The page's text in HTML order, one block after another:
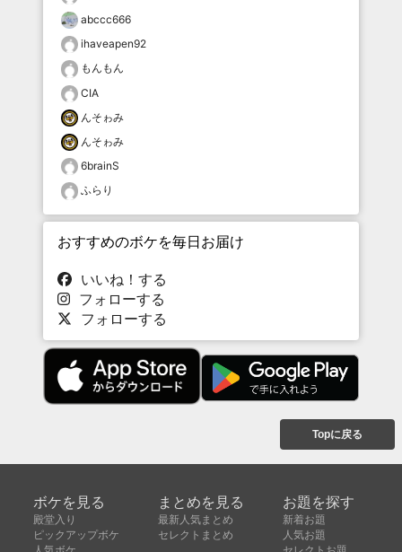
abccc666
ihaveapen92
もんもん
CIA
んそゎみ
んそゎみ
6brainS
ふらり
おすすめのボケを毎日お届け
いいね！する
フォローする
フォローする
Topに戻る
ボケを見る
殿堂入り
ピックアップボケ
まとめを見る
最新人気まとめ
セレクトまとめ
お題を探す
新着お題
人気お題